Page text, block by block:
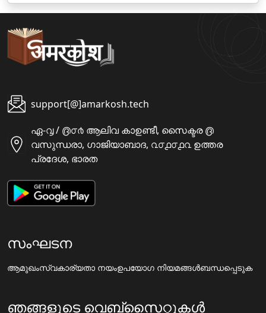
support[@]amarkosh.tech
ഏ-൮ / ൫൦൪ ആലിവ കാഉണ്ടീ, സൈക്ടര ൫
വസുന്ധരാ, ഗാജിയാബാദ, ൨൦൧൦൧൨ ഉത്തര
പ്രദേശ, ഭാരത
സംഘടന
ആമുഖംസ്വകാര്യതാ നയംഉപയോഗ നിയമങ്ങൾബന്ധപ്പെടുക
ഞങ്ങളുടെ വെബ്സൈറ്റുകൾ